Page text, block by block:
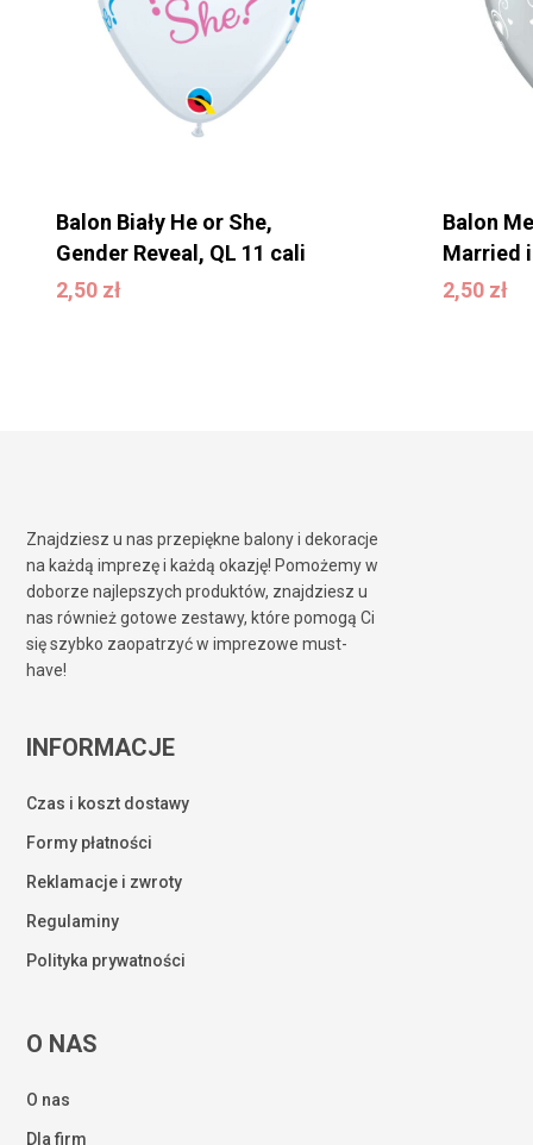
Balon Biały He or She,
Gender Reveal, QL 11 cali
2,50 zł
2,50zł
Balon
Married
2,50 zł
2,50zł
Znajdziesz u nas przepiękne balony i dekoracje
na każdą imprezę i każdą okazję! Pomożemy w
doborze najlepszych produktów, znajdziesz u
nas również gotowe zestawy, które pomogą Ci
się szybko zaopatrzyć w imprezowe must-
have!
INFORMACJE
Czas i koszt dostawy
Formy płatności
Reklamacje i zwroty
Regulaminy
Polityka prywatności
O NAS
O nas
Dla firm